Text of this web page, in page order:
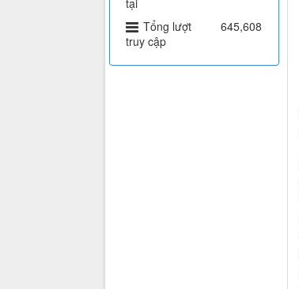
tại
Tổng lượt
truy cập
645,608